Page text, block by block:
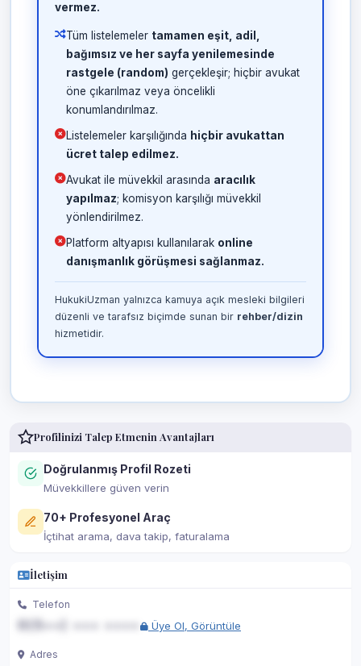
vermez.
Tüm listelemeler tamamen eşit, adil,
bağımsız ve her sayfa yenilemesinde
rastgele (random) gerçekleşir; hiçbir avukat
öne çıkarılmaz veya öncelikli
konumlandırılmaz.
Listelemeler karşılığında hiçbir avukattan
ücret talep edilmez.
Avukat ile müvekkil arasında aracılık
yapılmaz; komisyon karşılığı müvekkil
yönlendirilmez.
Platform altyapısı kullanılarak online
danışmanlık görüşmesi sağlanmaz.
HukukiUzman yalnızca kamuya açık mesleki bilgileri
düzenli ve tarafsız biçimde sunan bir rehber/dizin
hizmetidir.
Profilinizi Talep Etmenin Avantajları
Doğrulanmış Profil Rozeti
Müvekkillere güven verin
70+ Profesyonel Araç
İçtihat arama, dava takip, faturalama
İletişim
Telefon
Üye Ol, Görüntüle
Adres